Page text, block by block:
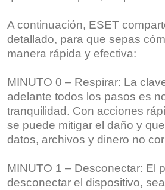
A continuación, ESET
detallado, para que sepas
manera rápida y efectiva:
MINUTO 0 – Respirar: La
adelante todos los pasos es
tranquilidad. Con acciones
se puede mitigar el daño y
datos, archivos y dinero no
MINUTO 1 – Desconectar: El
desconectar el dispositivo,